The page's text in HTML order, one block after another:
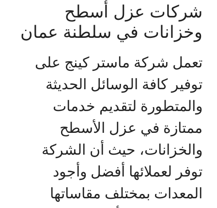
شركات عزل أسطح
وخزانات في سلطنة عمان
تعمل شركة ماستر كينج على
توفير كافة الوسائل الحديثة
والمتطورة لتقديم خدمات
ممتازة في عزل الأسطح
والخزانات، حيث أن الشركة
توفر لعملائها أفضل وأجود
المعدات بمختلف مقاساتها